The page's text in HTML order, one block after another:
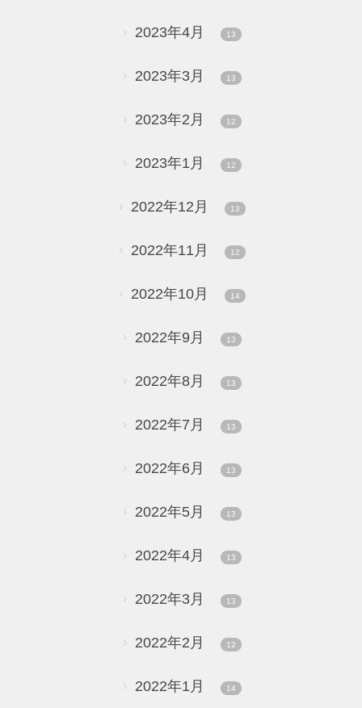
2023年4月 13
2023年3月 13
2023年2月 12
2023年1月 12
2022年12月 13
2022年11月 12
2022年10月 14
2022年9月 13
2022年8月 13
2022年7月 13
2022年6月 13
2022年5月 13
2022年4月 13
2022年3月 13
2022年2月 12
2022年1月 14